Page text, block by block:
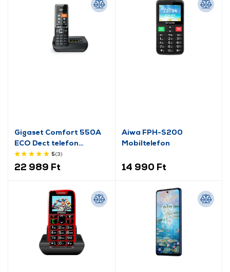
Gigaset Comfort 550A
ECO Dect telefon
üzenetrögzítővel
5(3)
22 989 Ft
Aiwa FPH-S200
Mobiltelefon
14 990 Ft